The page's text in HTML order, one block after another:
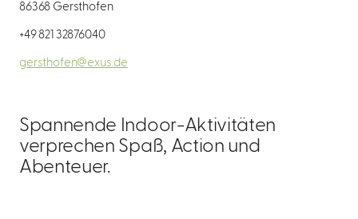
Spannende Indoor-Aktivitäten
verprechen Spaß, Action und
Abenteuer.
86368 Gersthofen
+49 821 32876040
gersthofen@exus.de